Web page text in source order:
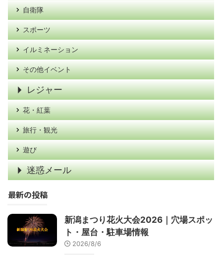
自衛隊
スポーツ
イルミネーション
その他イベント
レジャー
花・紅葉
旅行・観光
遊び
迷惑メール
最新の投稿
新潟まつり花火大会2026｜穴場スポッ
ト・屋台・駐車場情報
2026/8/6